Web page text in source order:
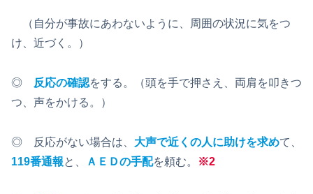
（自分が事故にあわないように、周囲の状況に気をつ
け、近づく。）
◎ 反応の確認をする。（頭を手で押さえ、両肩を叩きつ
つ、声をかける。）
◎ 反応がない場合は、 大声で近くの人に助けを求めて、
119番通報と、 ＡＥＤの手配を頼む。 ※2